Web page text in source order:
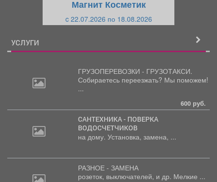
Магнит Косметик
c 22.07.2026 по 18.08.2026
УСЛУГИ
ГРУЗОПЕРЕВОЗКИ - ГРУЗОТАКСИ.
Собираетесь переезжать? Мы поможем!
...
600 руб.
САНТЕХНИКА - ПОВЕРКА
ВОДОСЧЕТЧИКОВ
на дому. Установка, замена, ...
РАЗНОЕ - ЗАМЕНА
розеток, выключателей, и др. Мелкие ...